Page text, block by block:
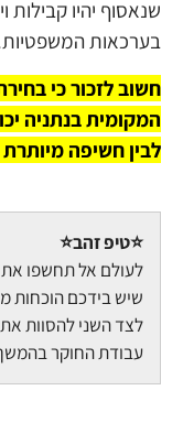
שנאסוף יהיו
בערכאות
חשוב לזכור כי
המקומית בנתניה
לבין חשיפה
⭐טיפ זהב⭐
לעולם אל תחשפו
שיש בידכם הוכחות
לצד השני להסוות
עבודת החוקר